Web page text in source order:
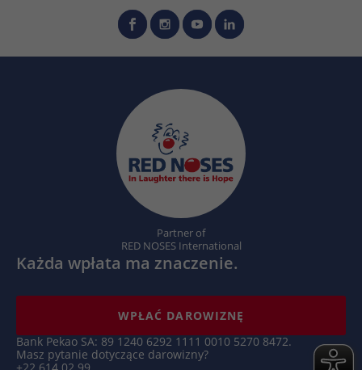
Partner of
RED NOSES International
Każda wpłata ma znaczenie.
WPŁAĆ DAROWIZNĘ
Bank Pekao SA: 89 1240 6292 1111 0010 5270 8472.
Masz pytanie dotyczące darowizny?
+22 614 02 99
_hjSession_.*
1 godzina
Hotjar ustawia ten plik cookie, aby
zapewnić, że dane z kolejnych wizyt w tej
samej witrynie zostaną przypisane do tego
samego identyfikatora użytkownika, który
jest zachowywany w identyfikatorze
użytkownika Hotjar, unikalnym dla tej
witryny.
_hjSessionUser_.*
Dostawca Hotjar